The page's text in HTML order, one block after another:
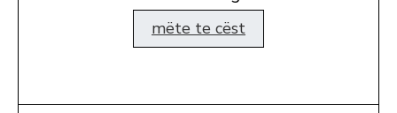
mëte te cëst